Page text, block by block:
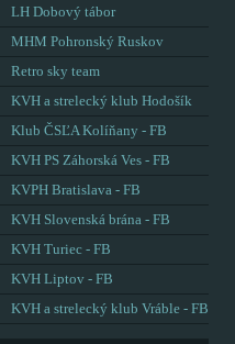
LH Dobový tábor
MHM Pohronský Ruskov
Retro sky team
KVH a strelecký klub Hodošík
Klub ČSĽA Kolíňany - FB
KVH PS Záhorská Ves - FB
KVPH Bratislava - FB
KVH Slovenská brána - FB
KVH Turiec - FB
KVH Liptov - FB
KVH a strelecký klub Vráble - FB